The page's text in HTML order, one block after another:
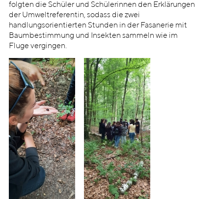
folgten die Schüler und Schülerinnen den Erklärungen
der Umweltreferentin, sodass die zwei
handlungsorientierten Stunden in der Fasanerie mit
Baumbestimmung und Insekten sammeln wie im
Fluge vergingen.